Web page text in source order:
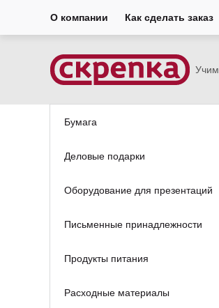
О компании Как сделать заказ
Бумага
Деловые подарки
Оборудование для презентаций
Письменные принадлежности
Продукты питания
Расходные материалы